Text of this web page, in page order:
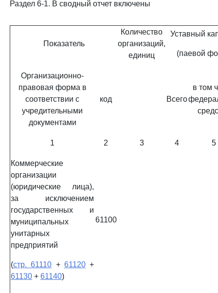
Раздел 6-1. В сводный отчет включены
Показатель
Количество
организаций,
единиц
Уставный
(паевой
Организационно-
правовая форма в
соответствии с
учредительными
документами
код Всего
в том
1 2 3 4 5
Коммерческие
организации
(юридические лица),
за исключением
государственных и
муниципальных
унитарных
предприятий
(стр. 61110 + 61120+
61130 + 61140)
61100